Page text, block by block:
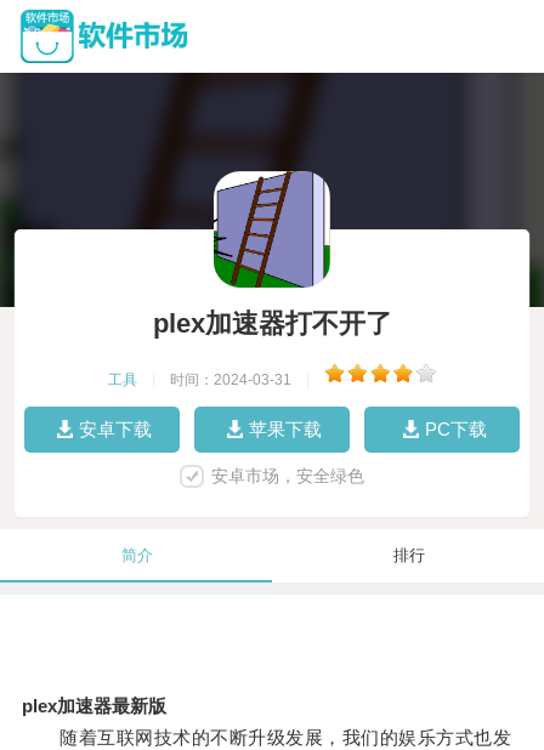
plex加速器打不开了
工具 时间：2024-03-31
安卓下载 苹果下载 PC下载
安卓市场，安全绿色
简介 排行
plex加速器最新版
随着互联网技术的不断升级发展，我们的娱乐方式也发